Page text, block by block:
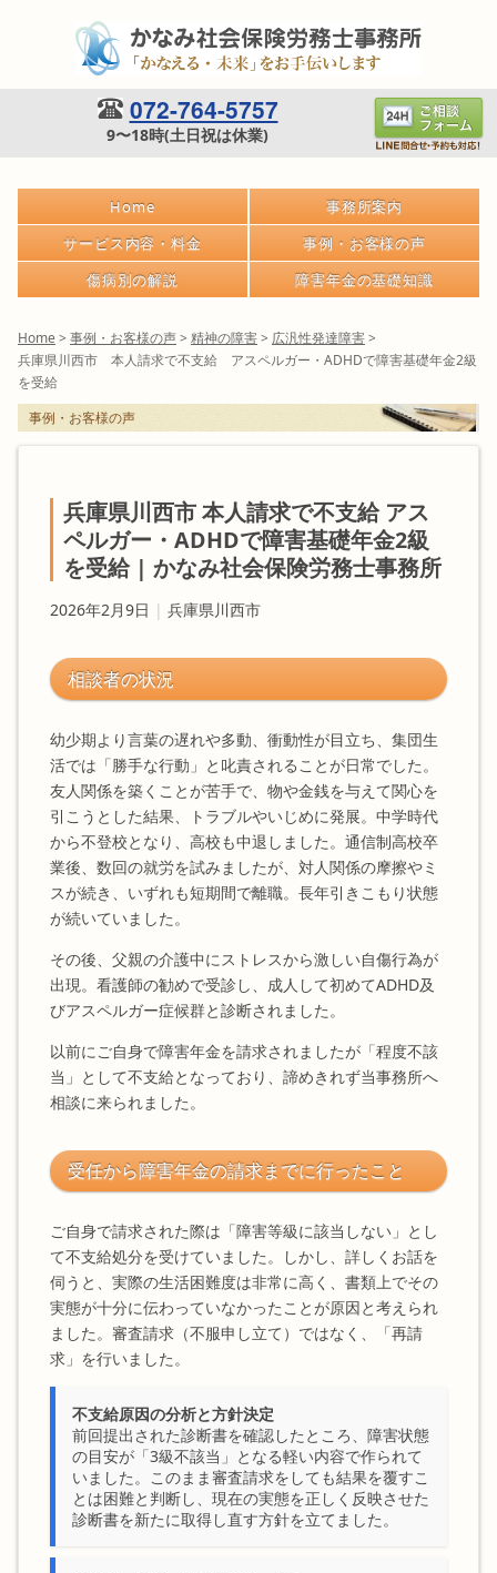
072-764-5757
9〜18時(土日祝は休業)
Home
事務所案内
サービス内容・料金
事例・お客様の声
傷病別の解説
障害年金の基礎知識
Home > 事例・お客様の声> 精神の障害> 広汎性発達障害>
兵庫県川西市 本人請求で不支給 アスペルガー・ADHDで障害基礎年金2級
を受給
事例・お客様の声
兵庫県川西市 本人請求で不支給 アス
ペルガー・ADHDで障害基礎年金2級
を受給 | かなみ社会保険労務士事務所
2026年2月9日 | 兵庫県川西市
相談者の状況
幼少期より言葉の遅れや多動、衝動性が目立ち、集団生
活では「勝手な行動」と叱責されることが日常でした。
友人関係を築くことが苦手で、物や金銭を与えて関心を
引こうとした結果、トラブルやいじめに発展。中学時代
から不登校となり、高校も中退しました。通信制高校卒
業後、数回の就労を試みましたが、対人関係の摩擦やミ
スが続き、いずれも短期間で離職。長年引きこもり状態
が続いていました。
その後、父親の介護中にストレスから激しい自傷行為が
出現。看護師の勧めで受診し、成人して初めてADHD及
びアスペルガー症候群と診断されました。
以前にご自身で障害年金を請求されましたが「程度不該
当」として不支給となっており、諦めきれず当事務所へ
相談に来られました。
受任から障害年金の請求までに行ったこと
ご自身で請求された際は「障害等級に該当しない」とし
て不支給処分を受けていました。しかし、詳しくお話を
伺うと、実際の生活困難度は非常に高く、書類上でその
実態が十分に伝わっていなかったことが原因と考えられ
ました。審査請求（不服申し立て）ではなく、「再請
求」を行いました。
不支給原因の分析と方針決定
前回提出された診断書を確認したところ、障害状態
の目安が「3級不該当」となる軽い内容で作られて
いました。このまま審査請求をしても結果を覆すこ
とは困難と判断し、現在の実態を正しく反映させた
診断書を新たに取得し直す方針を立てました。